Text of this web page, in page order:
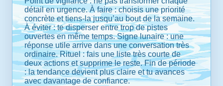
détail en urgence. À faire : choisis une priorité
concrète et tiens-la jusqu’au bout de la semaine.
À éviter : te disperser entre trop de pistes
ouvertes en même temps. Signe lunaire : une
réponse utile arrive dans une conversation très
ordinaire. Rituel : fais une liste très courte de
deux actions et supprime le reste. Fin de période
: la tendance devient plus claire et tu avances
avec davantage de confiance.